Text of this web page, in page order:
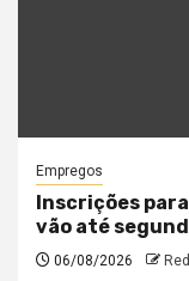
Empregos
Inscrições
vão até
06/08/2026